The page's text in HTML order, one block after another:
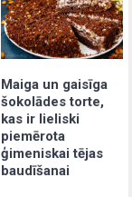
Maiga un gaisīga
šokolādes torte,
kas ir lieliski
piemērota
ģimeniskai tējas
baudīšanai